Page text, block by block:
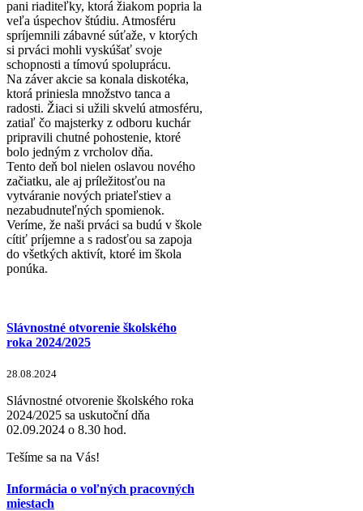
pani riaditeľky, ktorá žiakom popria la
veľa úspechov štúdiu. Atmosféru
spríjemnili zábavné súťaže, v ktorých
si prváci mohli vyskúšať svoje
schopnosti a tímovú spoluprácu.
Na záver akcie sa konala diskotéka,
ktorá priniesla množstvo tanca a
radosti. Žiaci si užili skvelú atmosféru,
zatiaľ čo majsterky z odboru kuchár
pripravili chutné pohostenie, ktoré
bolo jedným z vrcholov dňa.
Tento deň bol nielen oslavou nového
začiatku, ale aj príležitosťou na
vytváranie nových priateľstiev a
nezabudnuteľných spomienok.
Veríme, že naši prváci sa budú v škole
cítiť príjemne a s radosťou sa zapoja
do všetkých aktivít, ktoré im škola
ponúka.
Slávnostné otvorenie školského
roka 2024/2025
28.08.2024
Slávnostné otvorenie školského roka
2024/2025 sa uskutoční dňa
02.09.2024 o 8.30 hod.
Tešíme sa na Vás!
Informácia o voľných pracovných
miestach